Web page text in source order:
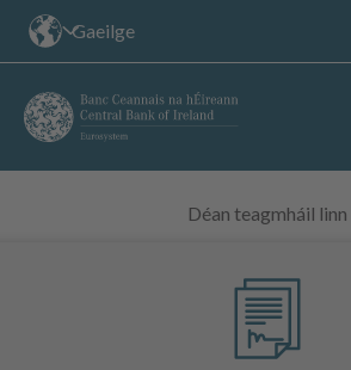
An
suíomh
teanga:
Gaeilge
Déan teagmháil linn